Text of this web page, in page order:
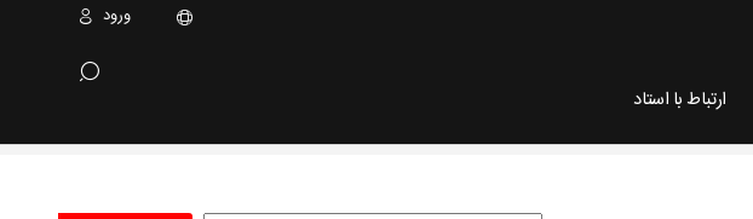
ورود
ارتباط با استاد